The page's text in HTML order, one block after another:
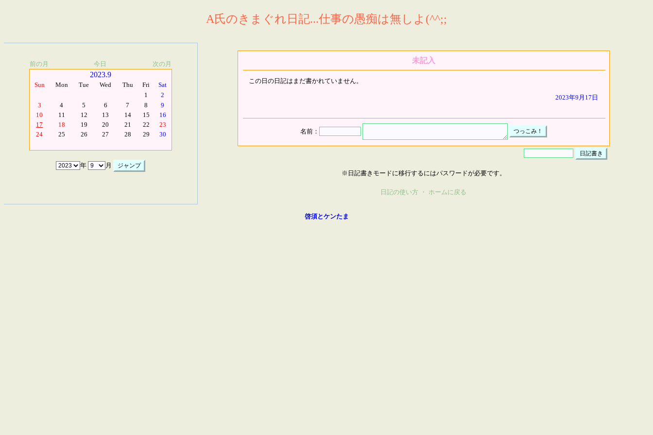
A氏のきまぐれ日記...仕事の愚痴は無しよ(^^;;
前の月 今日 次の月
2023.9
Sun Mon Tue Wed Thu Fri
Sat
1
2
3
4 5 6 7 8
9
10
11 12 13 14 15
16
17
18 19 20 21 22
23
24
25 26 27 28 29 30
年 月
未記入
この日の日記はまだ書かれていません。
2023年9月17日
名前：
※日記書きモードに移行するにはパスワードが必要です。
日記の使い方 ・ ホームに戻る
啓須とケンたま